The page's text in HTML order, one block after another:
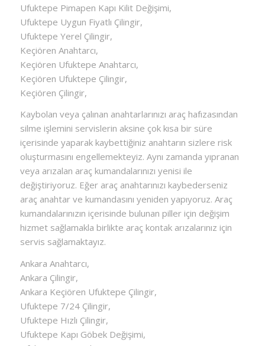
Ufuktepe Pimapen Kapı Kilit Değişimi,
Ufuktepe Uygun Fiyatlı Çilingir,
Ufuktepe Yerel Çilingir,
Keçiören Anahtarcı,
Keçiören Ufuktepe Anahtarcı,
Keçiören Ufuktepe Çilingir,
Keçiören Çilingir,
Kaybolan veya çalınan anahtarlarınızı araç hafızasından
silme işlemini servislerin aksine çok kısa bir süre
içerisinde yaparak kaybettiğiniz anahtarın sizlere risk
oluşturmasını engellemekteyiz. Aynı zamanda yıpranan
veya arızalan araç kumandalarınızı yenisi ile
değiştiriyoruz. Eğer araç anahtarınızı kaybederseniz
araç anahtar ve kumandasını yeniden yapıyoruz. Araç
kumandalarınızın içerisinde bulunan piller için değişim
hizmet sağlamakla birlikte araç kontak arızalarınız için
servis sağlamaktayız.
Ankara Anahtarcı,
Ankara Çilingir,
Ankara Keçiören Ufuktepe Çilingir,
Ufuktepe 7/24 Çilingir,
Ufuktepe Hızlı Çilingir,
Ufuktepe Kapı Göbek Değişimi,